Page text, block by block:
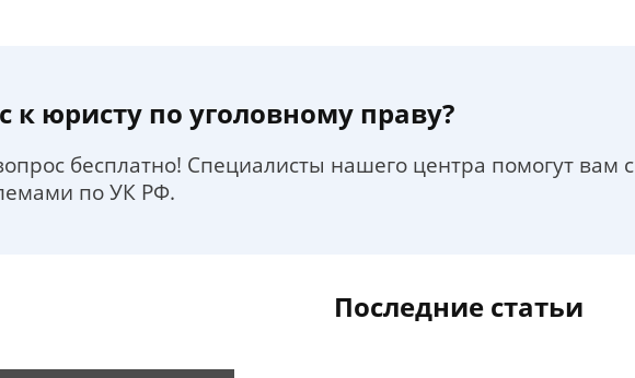
к юристу по уголовному праву?
бесплатно! Специалисты нашего центра помогут вам с
по УК РФ.
Последние статьи